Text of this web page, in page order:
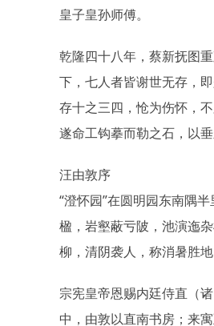
皇子皇孙师傅。
乾隆四十八年，蔡新抚图
下，七人者皆谢世无存，
存十之三四，怆为伤怀，不
遂命工钩摹而勒之石，以垂
汪由敦序
“澄怀园”在圆明园东南隅
楹，岩壑蔽亏陂，池演迤
柳，清阴袭人，称消暑胜地
宗宪皇帝恩赐内廷侍直（
中，由敦以直南书房；来